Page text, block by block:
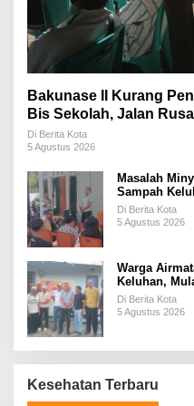
Bakunase II Kurang
Bis Sekolah, Jalan
Susah Pupuk Subsidi
Di Berita Kota
5 Agustus 2026
Masalah
Sampah
Airnona
Di Berita Kota
5 Agustus 2026
Warga
Keluhan,
Ketersediaan
Lahan
Di Berita Kota
5 Agustus 2026
Kesehatan Terbaru